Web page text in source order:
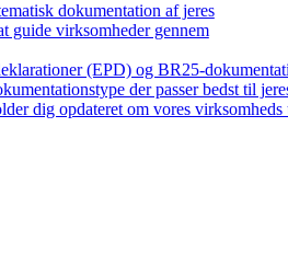
dokumentation af jeres
guide virksomheder gennem
(EPD) og BR25-
der passer bedst til
dig opdateret om vores